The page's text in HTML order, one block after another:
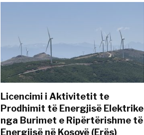
Licencimi i Aktivitetit te
Prodhimit të Energjisë Elektrike
nga Burimet e Ripërtërishme të
Energjisë në Kosovë (Erës)